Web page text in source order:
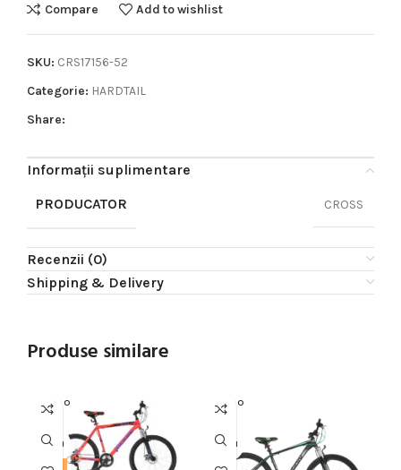
Compare Add to wishlist
SKU: CRS17156-52
Categorie: HARDTAIL
Share:
Informații suplimentare
PRODUCATOR
CROSS
Recenzii (0)
Shipping & Delivery
Produse similare
SOLD O
UT
MOON
SOLD O
UT
MOON